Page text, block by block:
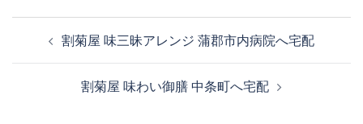
ナ
割菊屋 味三昧アレンジ 蒲郡市内病院へ宅配
割菊屋 味わい御膳 中条町へ宅配